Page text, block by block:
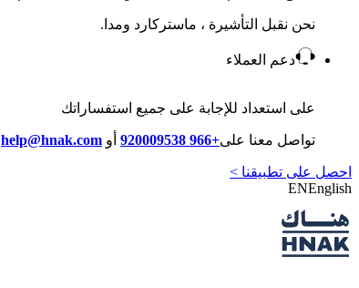
نحن نقبل التأشيرة ، ماستركارد ومدا.
دعم العملاء
على استعداد للإجابة على جميع استفساراتك
تواصل معنا على+966 920009538 أو help@hnak.com
احصل على تطبيقنا >
ENEnglish